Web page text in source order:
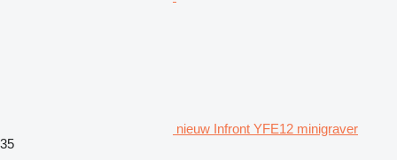
nieuw Infront YFE12 minigraver
35